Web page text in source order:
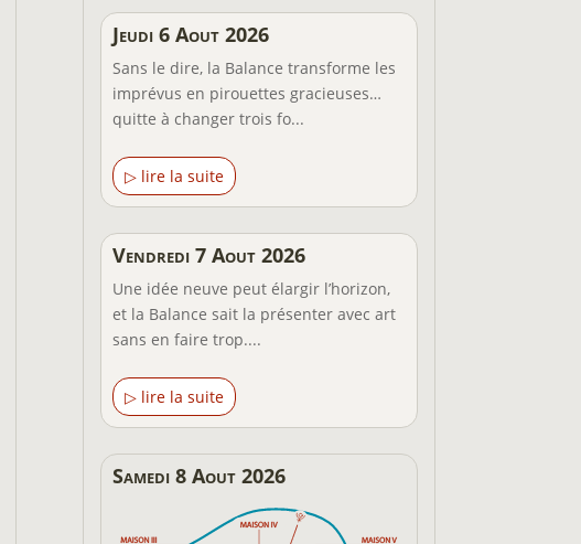
Jeudi 6 Aout 2026
Sans le dire, la Balance transforme les
imprévus en pirouettes gracieuses…
quitte à changer trois fo...
▷ lire la suite
Vendredi 7 Aout 2026
Une idée neuve peut élargir l’horizon,
et la Balance sait la présenter avec art
sans en faire trop....
▷ lire la suite
Samedi 8 Aout 2026